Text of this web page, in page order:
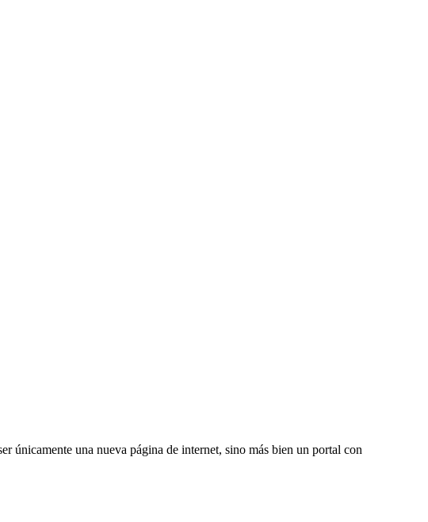
únicamente una nueva página de internet, sino más bien un portal con